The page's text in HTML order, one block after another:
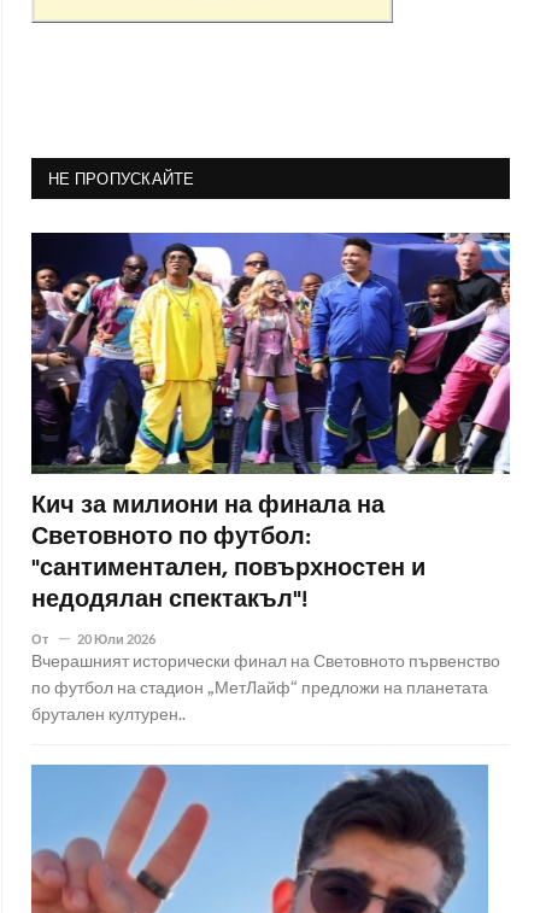
НЕ ПРОПУСКАЙТЕ
Кич за милиони на финала на
Световното по футбол:
"сантиментален, повърхностен и
недодялан спектакъл"!
От 20 Юли 2026
Вчерашният исторически финал на Световното първенство
по футбол на стадион „МетЛайф“ предложи на планетата
брутален културен..